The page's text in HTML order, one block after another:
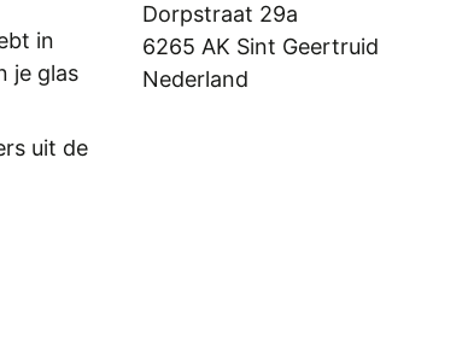
in
je glas
uit de
Dorpstraat 29a
6265 AK Sint Geertruid
Nederland